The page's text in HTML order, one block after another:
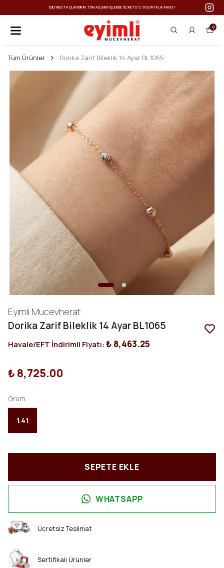
IŞILTINIZI TAÇLANDIRIN: TÜM ALIŞVERIŞLERDE ÜCRETSIZ SIGORTALI KARGO!
0
Tüm Ürünler Dorika Zarif Bileklik 14 Ayar BL1065
Eyimli Mucevherat
Dorika Zarif Bileklik 14 Ayar BL1065
Havale/EFT İndirimli Fiyatı:₺ 8,463.25
₺ 8,725.00
Gram
1.41
SEPETE EKLE
WHATSAPP
Ücretsiz Teslimat
Sertifikalı Ürünler